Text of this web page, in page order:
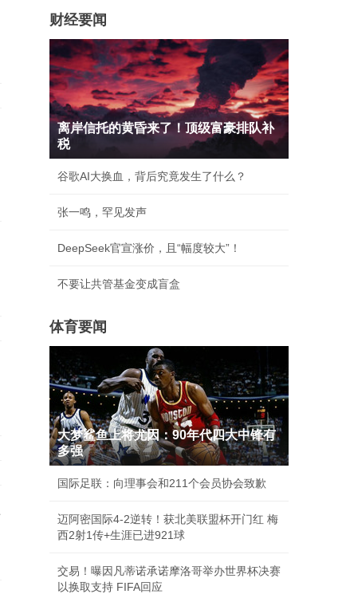
财经要闻
离岸信托的黄昏来了！顶级富豪排队补
税
谷歌AI大换血，背后究竟发生了什么？
张一鸣，罕见发声
DeepSeek官宣涨价，且“幅度较大”！
不要让共管基金变成盲盒
体育要闻
大梦鲨鱼上将尤因：90年代四大中锋有
多强
国际足联：向理事会和211个会员协会致歉
迈阿密国际4-2逆转！获北美联盟杯开门红 梅
西2射1传+生涯已进921球
交易！曝因凡蒂诺承诺摩洛哥举办世界杯决赛
以换取支持 FIFA回应